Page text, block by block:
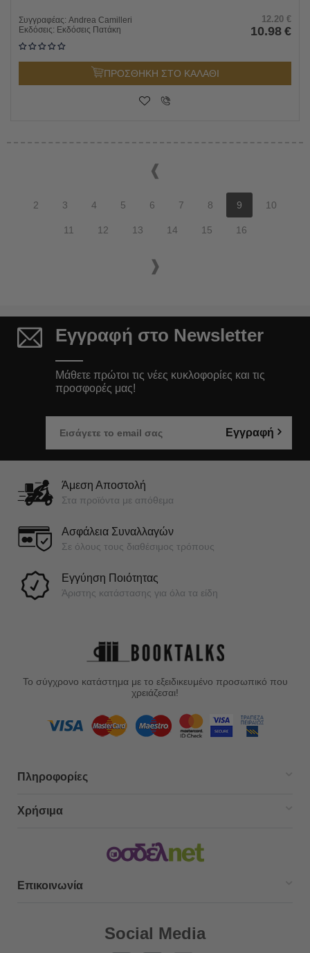
Συγγραφέας: Andrea Camilleri
Εκδόσεις: Εκδόσεις Πατάκη
12.20 €
10.98 €
ΠΡΟΣΘΗΚΗ ΣΤΟ ΚΑΛΑΘΙ
2 3 4 5 6 7 8 9 10
11 12 13 14 15 16
Εγγραφή στο Newsletter
Μάθετε πρώτοι τις νέες κυκλοφορίες και τις
προσφορές μας!
Εγγραφή
Άμεση Αποστολή
Στα προϊόντα με απόθεμα
Ασφάλεια Συναλλαγών
Σε όλους τους διαθέσιμος τρόπους
Εγγύηση Ποιότητας
Άριστης κατάστασης για όλα τα είδη
Το σύγχρονο κατάστημα με το εξειδικευμένο προσωπικό που
χρειάζεσαι!
Πληροφορίες
Χρήσιμα
Επικοινωνία
Social Media